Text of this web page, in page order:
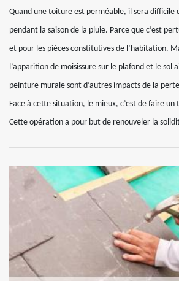
Quand une toiture est perméable, il sera difficile
pendant la saison de la pluie. Parce que c’est
et pour les pièces constitutives de l’habitation.
l’apparition de moisissure sur le plafond et le sol
peinture murale sont d’autres impacts de la
Face à cette situation, le mieux, c’est de faire
Cette opération a pour but de renouveler la